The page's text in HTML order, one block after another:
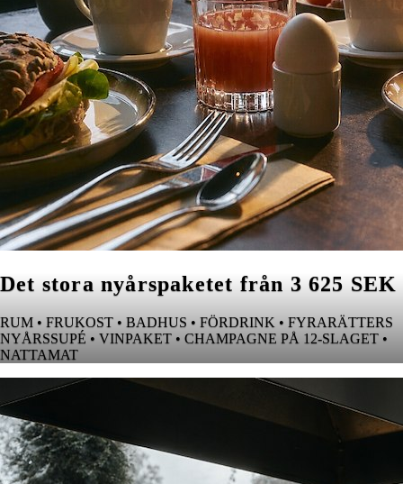
Det stora nyårspaketet från 3 625 SEK
RUM • FRUKOST • BADHUS • FÖRDRINK • FYRARÄTTERS
NYÅRSSUPÉ • VINPAKET • CHAMPAGNE PÅ 12-SLAGET •
NATTAMAT